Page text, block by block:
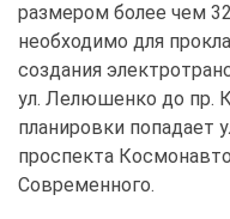
размером более чем
необходимо для
создания
ул. Лелюшенко до пр.
планировки попадает
проспекта
Современного.